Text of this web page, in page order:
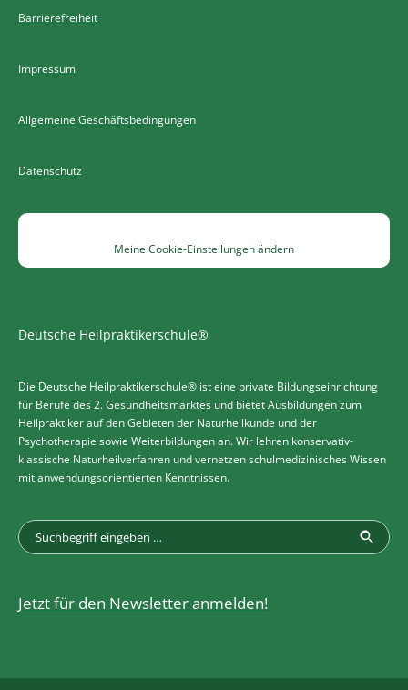
Barrierefreiheit
Impressum
Allgemeine Geschäftsbedingungen
Datenschutz
Meine Cookie-Einstellungen ändern
Deutsche Heilpraktikerschule®
Die Deutsche Heilpraktikerschule® ist eine private Bildungseinrichtung
für Berufe des 2. Gesundheitsmarktes und bietet Ausbildungen zum
Heilpraktiker auf den Gebieten der Naturheilkunde und der
Psychotherapie sowie Weiterbildungen an. Wir lehren konservativ-
klassische Naturheilverfahren und vernetzen schulmedizinisches Wissen
mit anwendungsorientierten Kenntnissen.
Jetzt für den Newsletter anmelden!